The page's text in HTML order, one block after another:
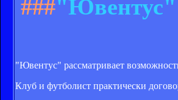
###"Ювентус"
"Ювентус" рассматривает
Клуб и футболист практически